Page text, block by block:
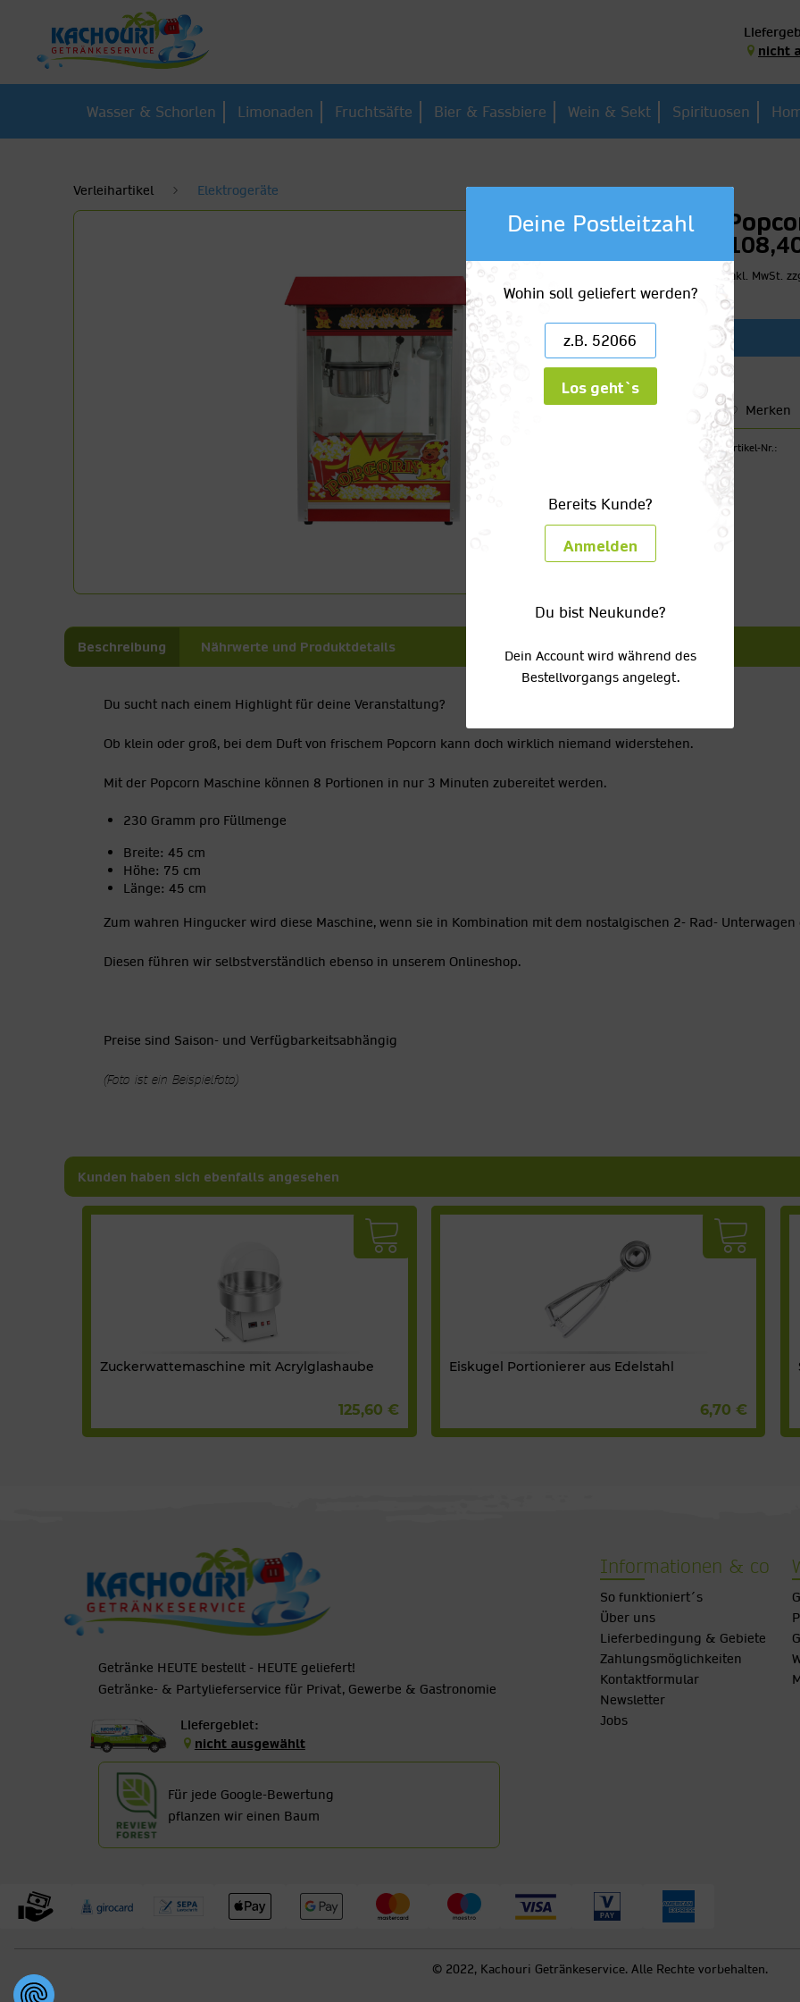
nicht
Wasser & Schorlen Limonaden Fruchtsäfte Bier & Fassbiere Wein & Sekt Spirituosen
Verleihartikel Elektrogeräte
inkl. MwSt.
Merken
Artikel-Nr.:
Beschreibung Nährwerte und Produktdetails
Du sucht nach einem Highlight für deine Veranstaltung?
Ob klein oder groß, bei dem Duft von frischem Popcorn kann doch wirklich niemand widerstehen.
Mit der Popcorn Maschine können 8 Portionen in nur 3 Minuten zubereitet werden.
230 Gramm pro Füllmenge
Breite: 45 cm
Höhe: 75 cm
Länge: 45 cm
Zum wahren Hingucker wird diese Maschine, wenn sie in Kombination mit dem nostalgischen 2- Rad-
Diesen führen wir selbstverständlich ebenso in unserem Onlineshop.
Preise sind Saison- und Verfügbarkeitsabhängig
(Foto ist ein Beispielfoto)
Kunden haben sich ebenfalls angesehen
Zuckerwattemaschine mit Acrylglashaube
125,60 €
Eiskugel Portionierer aus Edelstahl
6,70 €
Getränke HEUTE bestellt - HEUTE geliefert!
Getränke- & Partylieferservice für Privat, Gewerbe & Gastronomie
Liefergebiet:
nicht ausgewählt
Für jede Google-Bewertung
pflanzen wir einen Baum
Informationen & co
So funktioniert´s
Über uns
Lieferbedingung & Gebiete
Zahlungsmöglichkeiten
Kontaktformular
Newsletter
Jobs
© 2022, Kachouri Getränkeservice. Alle Rechte vorbehalten.
Deine Postleitzahl
Wohin soll geliefert werden?
Los geht`s
Bereits Kunde?
Anmelden
Du bist Neukunde?
Dein Account wird während des
Bestellvorgangs angelegt.